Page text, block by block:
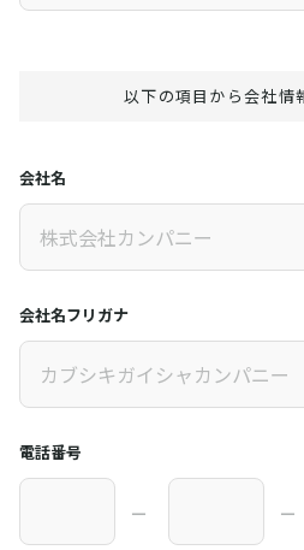
以下の項目から会社情
会社名
会社名フリガナ
電話番号
― ―